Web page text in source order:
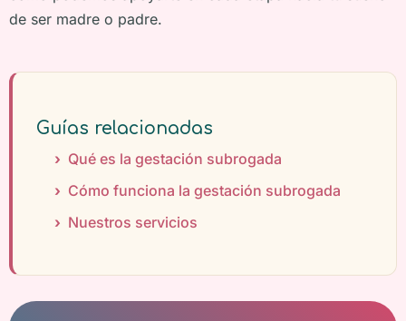
de ser madre o padre.
Guías relacionadas
Qué es la gestación subrogada
Cómo funciona la gestación subrogada
Nuestros servicios